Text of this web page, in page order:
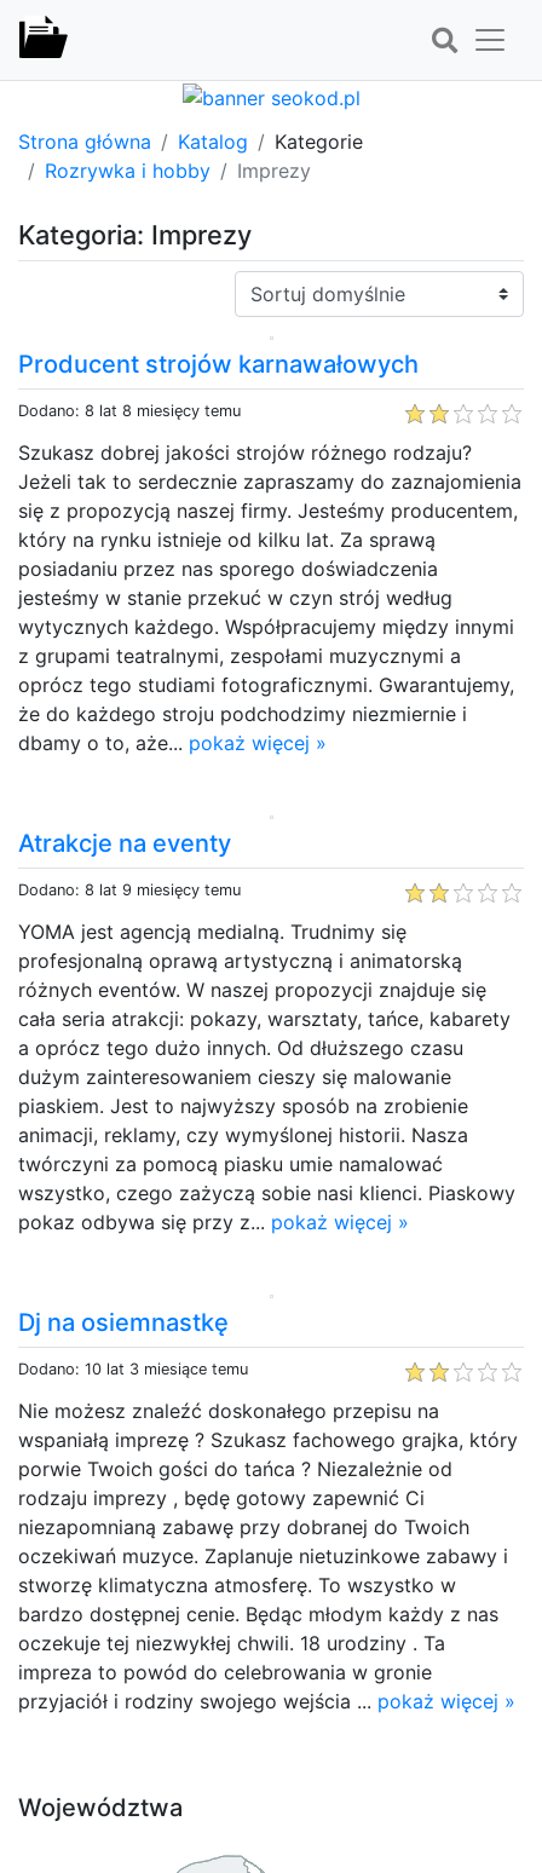
Strona główna Katalog
Kategorie
Rozrywka i hobby
Imprezy
Kategoria: Imprezy
Sortuj:
Producent strojów karnawałowych
Dodano: 8 lat 8 miesięcy temu
Szukasz dobrej jakości strojów różnego rodzaju?
Jeżeli tak to serdecznie zapraszamy do zaznajomienia
się z propozycją naszej firmy. Jesteśmy producentem,
który na rynku istnieje od kilku lat. Za sprawą
posiadaniu przez nas sporego doświadczenia
jesteśmy w stanie przekuć w czyn strój według
wytycznych każdego. Współpracujemy między innymi
z grupami teatralnymi, zespołami muzycznymi a
oprócz tego studiami fotograficznymi. Gwarantujemy,
że do każdego stroju podchodzimy niezmiernie i
dbamy o to, aże... pokaż więcej »
Atrakcje na eventy
Dodano: 8 lat 9 miesięcy temu
YOMA jest agencją medialną. Trudnimy się
profesjonalną oprawą artystyczną i animatorską
różnych eventów. W naszej propozycji znajduje się
cała seria atrakcji: pokazy, warsztaty, tańce, kabarety
a oprócz tego dużo innych. Od dłuższego czasu
dużym zainteresowaniem cieszy się malowanie
piaskiem. Jest to najwyższy sposób na zrobienie
animacji, reklamy, czy wymyślonej historii. Nasza
twórczyni za pomocą piasku umie namalować
wszystko, czego zażyczą sobie nasi klienci. Piaskowy
pokaz odbywa się przy z... pokaż więcej »
Dj na osiemnastkę
Dodano: 10 lat 3 miesiące temu
Nie możesz znaleźć doskonałego przepisu na
wspaniałą imprezę ? Szukasz fachowego grajka, który
porwie Twoich gości do tańca ? Niezależnie od
rodzaju imprezy , będę gotowy zapewnić Ci
niezapomnianą zabawę przy dobranej do Twoich
oczekiwań muzyce. Zaplanuje nietuzinkowe zabawy i
stworzę klimatyczna atmosferę. To wszystko w
bardzo dostępnej cenie. Będąc młodym każdy z nas
oczekuje tej niezwykłej chwili. 18 urodziny . Ta
impreza to powód do celebrowania w gronie
przyjaciół i rodziny swojego wejścia ... pokaż więcej »
Województwa